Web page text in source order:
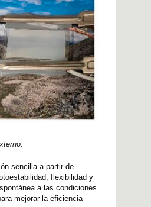
sencilla a partir de
flexibilidad y
a las condiciones
mejorar la eficiencia